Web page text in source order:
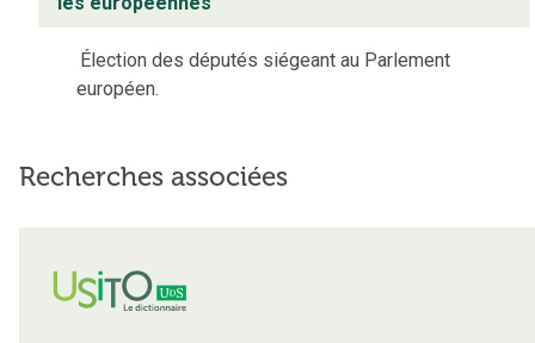
Élection des députés siégeant au Parlement
européen.
Recherches associées